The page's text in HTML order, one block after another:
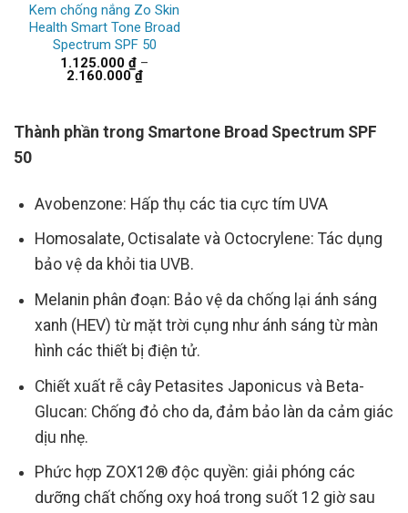
Kem chống nắng Zo Skin
Health Smart Tone Broad
Spectrum SPF 50
1.125.000 ₫ –
2.160.000 ₫Khoảng
giá:
đến
2.160.000 ₫
Thành phần trong Smartone Broad Spectrum SPF
50
Avobenzone: Hấp thụ các tia cực tím UVA
Homosalate, Octisalate và Octocrylene: Tác dụng
bảo vệ da khỏi tia UVB.
Melanin phân đoạn: Bảo vệ da chống lại ánh sáng
xanh (HEV) từ mặt trời cụng như ánh sáng từ màn
hình các thiết bị điện tử.
Chiết xuất rễ cây Petasites Japonicus và Beta-
Glucan: Chống đỏ cho da, đảm bảo làn da cảm giác
dịu nhẹ.
Phức hợp ZOX12® độc quyền: giải phóng các
dưỡng chất chống oxy hoá trong suốt 12 giờ sau